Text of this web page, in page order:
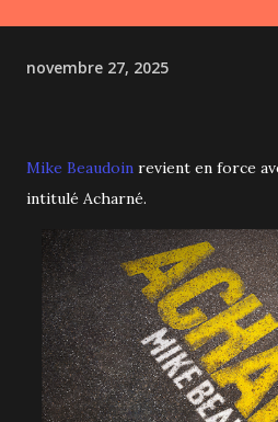
novembre 27, 2025
Mike Beaudoin revient en force
intitulé Acharné.